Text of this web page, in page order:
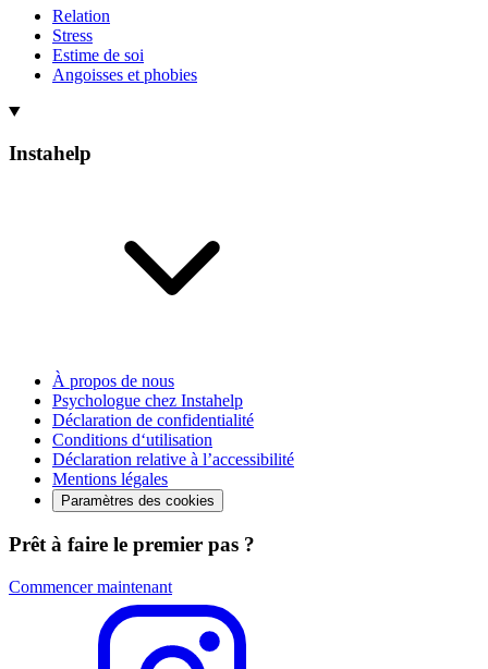
Relation
Stress
Estime de soi
Angoisses et phobies
Instahelp
À propos de nous
Psychologue chez Instahelp
Déclaration de confidentialité
Conditions d‘utilisation
Déclaration relative à l’accessibilité
Mentions légales
Paramètres des cookies
Prêt à faire le premier pas ?
Commencer maintenant